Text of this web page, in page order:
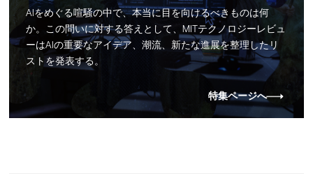
AIをめぐる喧騒の中で、本当に目を向けるべきものは何
か。この問いに対する答えとして、MITテクノロジーレビュ
ーはAIの重要なアイデア、潮流、新たな進展を整理したリ
ストを発表する。
特集ページへ